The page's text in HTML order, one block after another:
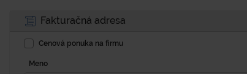
Fakturačná adresa
Cenová ponuka na firmu
Meno